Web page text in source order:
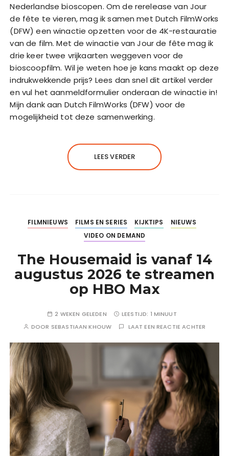
Nederlandse bioscopen. Om de rerelease van Jour
de fête te vieren, mag ik samen met Dutch FilmWorks
(DFW) een winactie opzetten voor de 4K-restauratie
van de film. Met de winactie van Jour de fête mag ik
drie keer twee vrijkaarten weggeven voor de
bioscoopfilm. Wil je weten hoe je kans maakt op deze
indrukwekkende prijs? Lees dan snel dit artikel verder
en vul het aanmeldformulier onderaan de winactie in!
Mijn dank aan Dutch FilmWorks (DFW) voor de
mogelijkheid tot deze samenwerking.
LEES VERDER
FILMNIEUWS FILMS EN SERIES KIJKTIPS
NIEUWS
VIDEO ON DEMAND
The Housemaid is vanaf 14
augustus 2026 te streamen
op HBO Max
2 WEKEN GELEDEN LEESTIJD: 1 MINUUT
DOOR SEBASTIAAN KHOUW LAAT EEN REACTIE ACHTER